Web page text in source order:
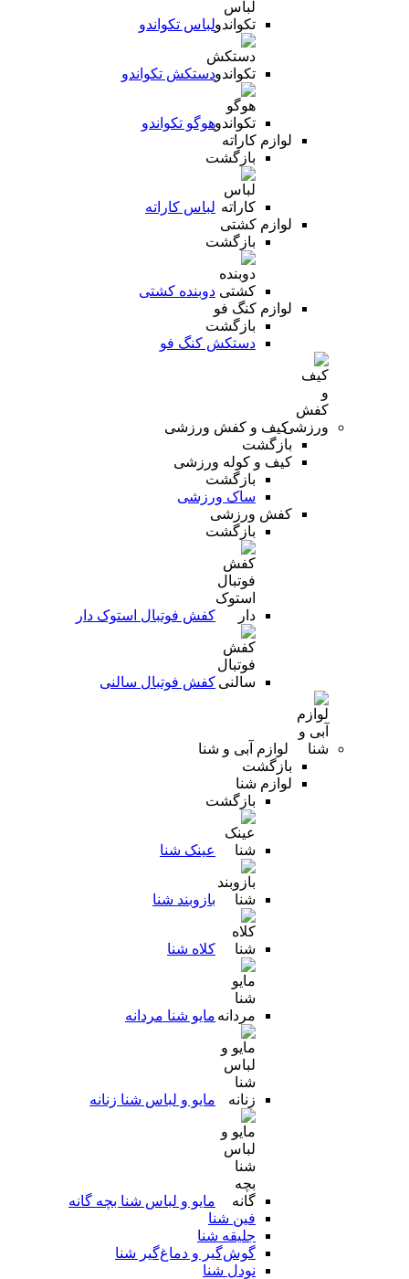
لباس تکواندو
دستکش تکواندو
هوگو تکواندو
لوازم کاراته
بازگشت
لباس کاراته
لوازم کشتی
بازگشت
دوبنده کشتی
لوازم کنگ فو
بازگشت
دستکش کنگ فو
کیف و کفش ورزشی
بازگشت
کیف و کوله ورزشی
بازگشت
ساک ورزشی
کفش ورزشی
بازگشت
کفش فوتبال استوک دار
کفش فوتبال سالنی
لوازم آبی و شنا
بازگشت
لوازم شنا
بازگشت
عینک شنا
بازوبند شنا
کلاه شنا
مایو شنا مردانه
مایو و لباس شنا زنانه
مایو و لباس شنا بچه گانه
فین شنا
جلیقه شنا
گوش‌گیر و دماغ‌گیر شنا
نودل شنا